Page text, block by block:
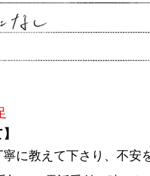
に教えて下さり、不安